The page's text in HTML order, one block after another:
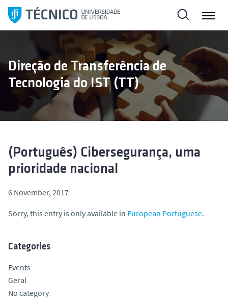
i
t
Direção de Transferência de
Tecnologia do IST (TT)
(Português) Cibersegurança, uma
prioridade nacional
6 November, 2017
Sorry, this entry is only available in European Portuguese.
Categories
Events
Geral
No category